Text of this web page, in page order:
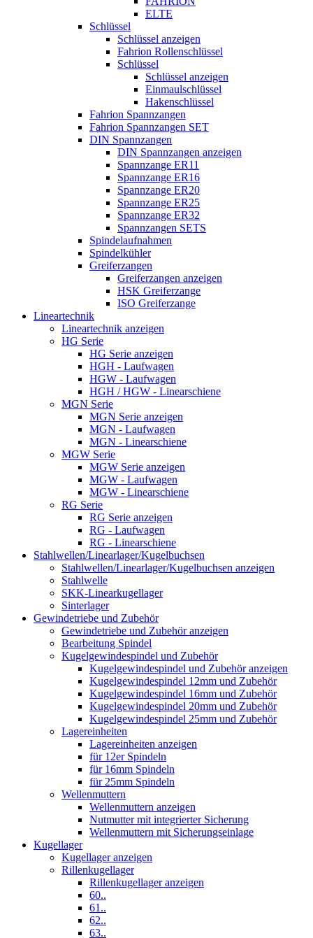
ELTE
Schlüssel
Schlüssel anzeigen
Fahrion Rollenschlüssel
Schlüssel
Schlüssel anzeigen
Einmaulschlüssel
Hakenschlüssel
Fahrion Spannzangen
Fahrion Spannzangen SET
DIN Spannzangen
DIN Spannzangen anzeigen
Spannzange ER11
Spannzange ER16
Spannzange ER20
Spannzange ER25
Spannzange ER32
Spannzangen SETS
Spindelaufnahmen
Spindelkühler
Greiferzangen
Greiferzangen anzeigen
HSK Greiferzange
ISO Greiferzange
Lineartechnik
Lineartechnik anzeigen
HG Serie
HG Serie anzeigen
HGH - Laufwagen
HGW - Laufwagen
HGH / HGW - Linearschiene
MGN Serie
MGN Serie anzeigen
MGN - Laufwagen
MGN - Linearschiene
MGW Serie
MGW Serie anzeigen
MGW - Laufwagen
MGW - Linearschiene
RG Serie
RG Serie anzeigen
RG - Laufwagen
RG - Linearschiene
Stahlwellen/Linearlager/Kugelbuchsen
Stahlwellen/Linearlager/Kugelbuchsen anzeigen
Stahlwelle
SKK-Linearkugellager
Sinterlager
Gewindetriebe und Zubehör
Gewindetriebe und Zubehör anzeigen
Bearbeitung Spindel
Kugelgewindespindel und Zubehör
Kugelgewindespindel und Zubehör anzeigen
Kugelgewindespindel 12mm und Zubehör
Kugelgewindespindel 16mm und Zubehör
Kugelgewindespindel 20mm und Zubehör
Kugelgewindespindel 25mm und Zubehör
Lagereinheiten
Lagereinheiten anzeigen
für 12er Spindeln
für 16mm Spindeln
für 25mm Spindeln
Wellenmuttern
Wellenmuttern anzeigen
Nutmutter mit integrierter Sicherung
Wellenmuttern mit Sicherungseinlage
Kugellager
Kugellager anzeigen
Rillenkugellager
Rillenkugellager anzeigen
60..
61..
62..
63..